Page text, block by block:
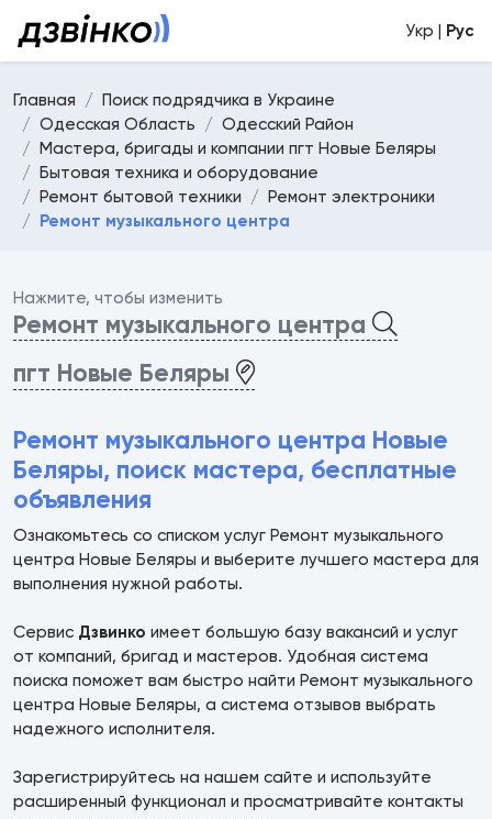
Укр | Рус
Главная
Поиск подрядчика в Украине
Одесская Область
Одесский Район
Мастера, бригады и компании пгт Новые Беляры
Бытовая техника и оборудование
Ремонт бытовой техники
Ремонт электроники
Ремонт музыкального центра
Нажмите, чтобы изменить
Ремонт музыкального центра
пгт Новые Беляры
Ремонт музыкального центра Новые
Беляры, поиск мастера, бесплатные
объявления
Ознакомьтесь со списком услуг Ремонт музыкального
центра Новые Беляры и выберите лучшего мастера для
выполнения нужной работы.
Сервис Дзвинко имеет большую базу вакансий и услуг
от компаний, бригад и мастеров. Удобная система
поиска поможет вам быстро найти Ремонт музыкального
центра Новые Беляры, а система отзывов выбрать
надежного исполнителя.
Зарегистрируйтесь на нашем сайте и используйте
расширенный функционал и просматривайте контакты